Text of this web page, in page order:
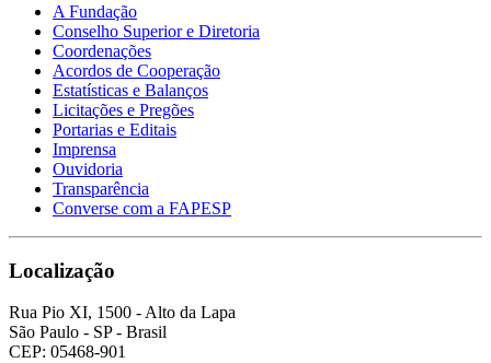
A Fundação
Conselho Superior e Diretoria
Coordenações
Acordos de Cooperação
Estatísticas e Balanços
Licitações e Pregões
Portarias e Editais
Imprensa
Ouvidoria
Transparência
Converse com a FAPESP
Localização
Rua Pio XI, 1500 - Alto da Lapa
São Paulo - SP - Brasil
CEP: 05468-901